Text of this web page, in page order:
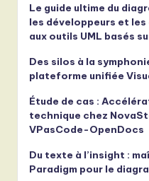
Le guide ultime du
les développeurs et
aux outils UML basés
Des silos à la
plateforme unifiée
Étude de cas :
technique chez
VPasCode-OpenDocs
Du texte à l’insight :
Paradigm pour le